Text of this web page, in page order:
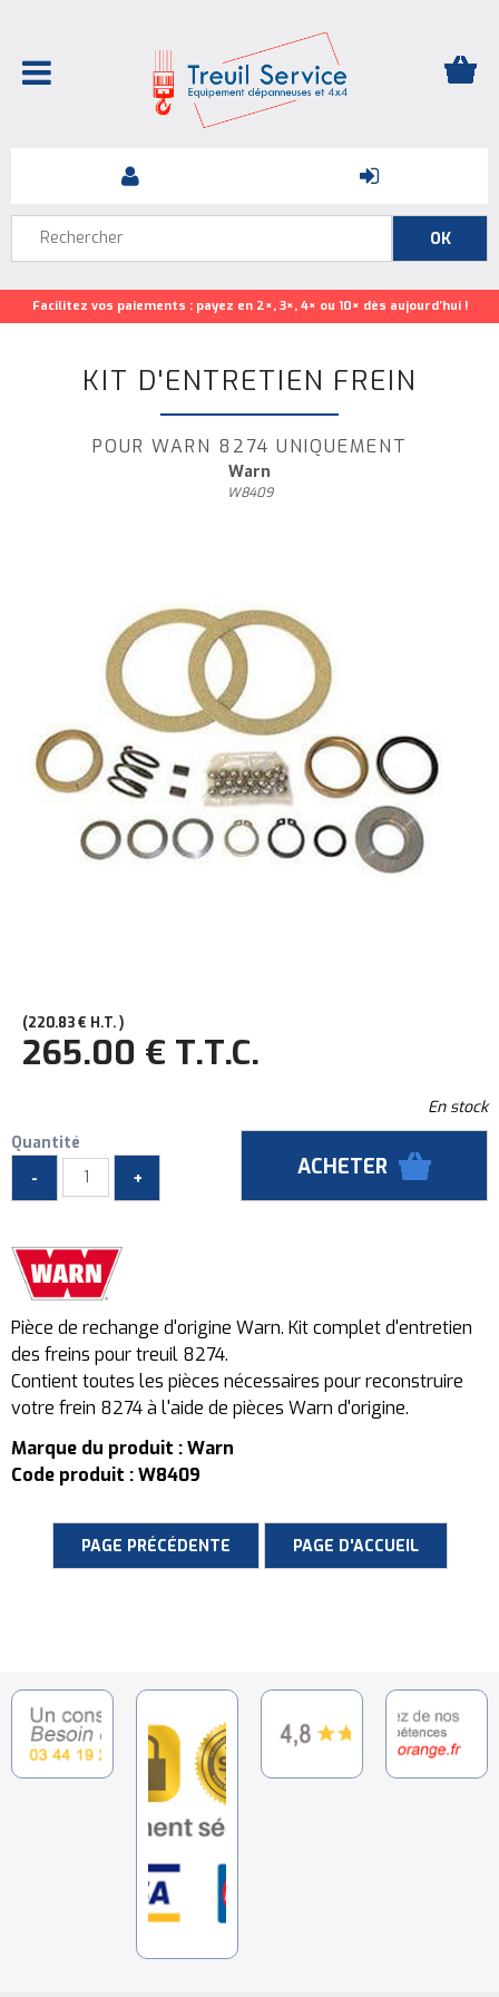
Facilitez vos paiements : payez en 2×, 3×, 4× ou 10× dès aujourd’hui !
KIT D'ENTRETIEN FREIN
POUR WARN 8274 UNIQUEMENT
Warn
W8409
220.83€ H.T.
265.00 € T.T.C.
En stock
Quantité
Pièce de rechange d'origine Warn. Kit complet d'entretien
des freins pour treuil 8274.
Contient toutes les pièces nécessaires pour reconstruire
votre frein 8274 à l'aide de pièces Warn d'origine.
Marque du produit : Warn
Code produit : W8409